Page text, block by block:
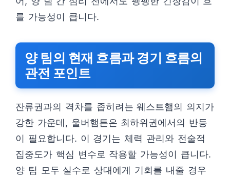
를 가능성이 큽니다.
양 팀의 현재 흐름과 경기 흐름의
관전 포인트
잔류권과의 격차를 좁히려는 웨스트햄의 의지가
강한 가운데, 울버햄튼은 최하위권에서의 반등
이 필요합니다. 이 경기는 체력 관리와 전술적
집중도가 핵심 변수로 작용할 가능성이 큽니다.
양 팀 모두 실수로 상대에게 기회를 내줄 경우